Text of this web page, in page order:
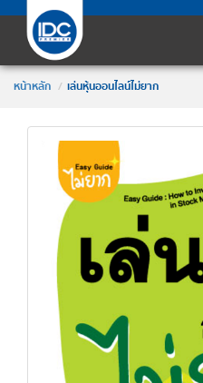
หน้าหลัก เล่นหุ้นออนไลน์ไม่ยาก